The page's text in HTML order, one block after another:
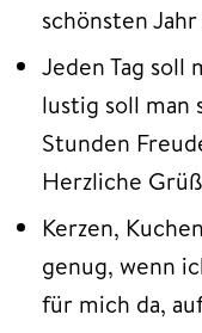
schönsten
Jeden Tag soll
lustig soll man
Stunden
Herzliche
Kerzen,
genug, wenn
für mich da,